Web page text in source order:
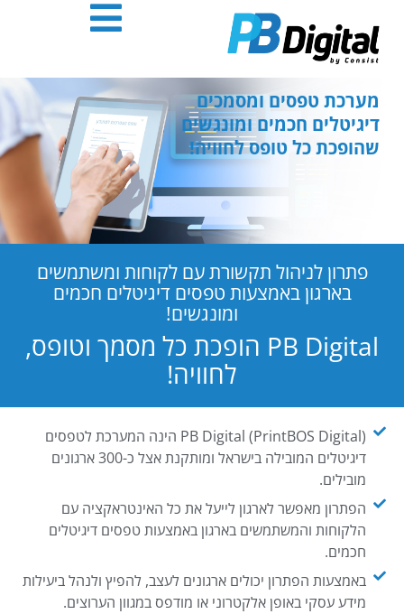
אנטר
מערכת טפסים ומסמכים
דיגיטלים חכמים ומונגשים
שהופכת כל טופס לחוויה!
פתרון לניהול תקשורת עם לקוחות ומשתמשים
בארגון באמצעות טפסים דיגיטלים חכמים
ומונגשים!
PB Digital הופכת כל מסמך וטופס,
לחוויה!
PB Digital (PrintBOS Digital) הינה המערכת לטפסים
דיגיטלים המובילה בישראל ומותקנת אצל כ-300 ארגונים
מובילים.
הפתרון מאפשר לארגון לייעל את כל האינטראקציה עם
הלקוחות והמשתמשים בארגון באמצעות טפסים דיגיטלים
חכמים.
באמצעות הפתרון יכולים ארגונים לעצב, להפיץ ולנהל ביעילות
מידע עסקי באופן אלקטרוני או מודפס במגוון הערוצים.